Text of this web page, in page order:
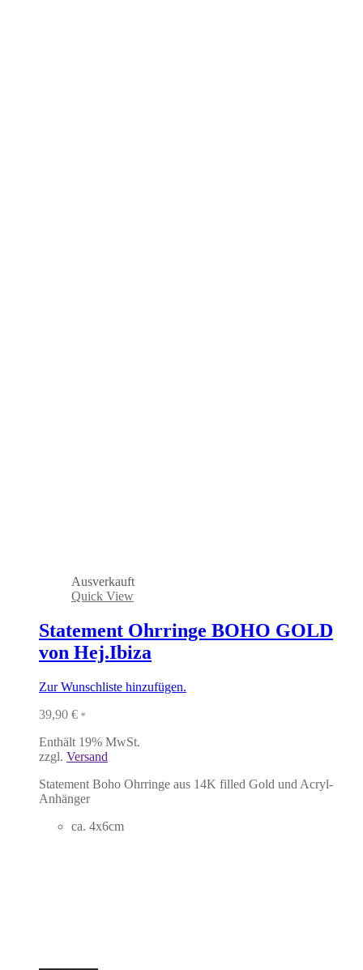
Ausverkauft
Quick View
Statement Ohrringe BOHO GOLD
von Hej.Ibiza
Zur Wunschliste hinzufügen.
39,90 € *
Enthält 19% MwSt.
zzgl. Versand
Statement Boho Ohrringe aus 14K filled Gold und Acryl-
Anhänger
ca. 4x6cm